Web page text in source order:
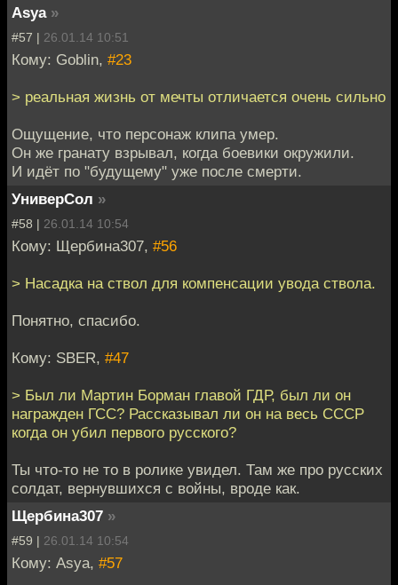
Asya »
#57 | 26.01.14 10:51
Кому: Goblin, #23
> реальная жизнь от мечты отличается очень сильно
Ощущение, что персонаж клипа умер.
Он же гранату взрывал, когда боевики окружили.
И идёт по "будущему" уже после смерти.
УниверСол »
#58 | 26.01.14 10:54
Кому: Щербина307, #56
> Насадка на ствол для компенсации увода ствола.
Понятно, спасибо.
Кому: SBER, #47
> Был ли Мартин Борман главой ГДР, был ли он
награжден ГСС? Рассказывал ли он на весь СССР
когда он убил первого русского?
Ты что-то не то в ролике увидел. Там же про русских
солдат, вернувшихся с войны, вроде как.
Щербина307 »
#59 | 26.01.14 10:54
Кому: Asya, #57